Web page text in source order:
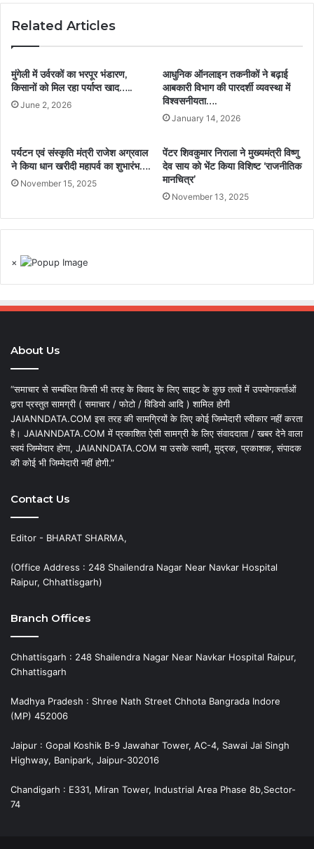
Related Articles
मुंगेली में उर्वरकों का भरपूर भंडारण,
किसानों को मिल रहा पर्याप्त खाद…..
June 2, 2026
आधुनिक ऑनलाइन तकनीकों ने बढ़ाई
आबकारी विभाग की पारदर्शी व्यवस्था में
विश्वसनीयता….
January 14, 2026
पर्यटन एवं संस्कृति मंत्री राजेश अग्रवाल
ने किया धान खरीदी महापर्व का शुभारंभ….
November 15, 2025
पेंटर शिवकुमार निराला ने मुख्यमंत्री विष्णु
देव साय को भेंट किया विशिष्ट ‘राजनीतिक
मानचित्र’
November 13, 2025
×
About Us
“समाचार से सम्बंधित किसी भी तरह के विवाद के लिए साइट के कुछ तत्वों में उपयोगकर्ताओं
द्वारा प्रस्तुत सामग्री ( समाचार / फोटो / विडियो आदि ) शामिल होगी
JAIANNDATA.COM इस तरह की सामग्रियों के लिए कोई जिम्मेदारी स्वीकार नहीं करता
है। JAIANNDATA.COM में प्रकाशित ऐसी सामग्री के लिए संवाददाता / खबर देने वाला
स्वयं जिम्मेदार होगा, JAIANNDATA.COM या उसके स्वामी, मुद्रक, प्रकाशक, संपादक
की कोई भी जिम्मेदारी नहीं होगी.”
Contact Us
Editor - BHARAT SHARMA,
(Office Address : 248 Shailendra Nagar Near Navkar Hospital
Raipur, Chhattisgarh)
Branch Offices
Chhattisgarh : 248 Shailendra Nagar Near Navkar Hospital Raipur,
Chhattisgarh
Madhya Pradesh : Shree Nath Street Chhota Bangrada Indore
(MP) 452006
Jaipur : Gopal Koshik B-9 Jawahar Tower, AC-4, Sawai Jai Singh
Highway, Banipark, Jaipur-302016
Chandigarh : E331, Miran Tower, Industrial Area Phase 8b,Sector-
74